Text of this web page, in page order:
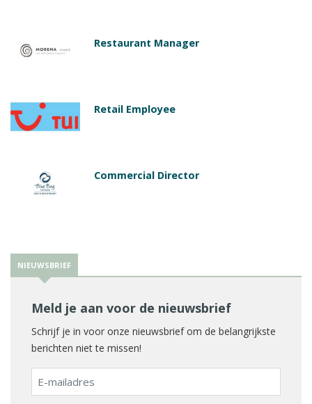
Restaurant Manager
Retail Employee
Commercial Director
NIEUWSBRIEF
Meld je aan voor de nieuwsbrief
Schrijf je in voor onze nieuwsbrief om de belangrijkste
berichten niet te missen!
E-
mailadres